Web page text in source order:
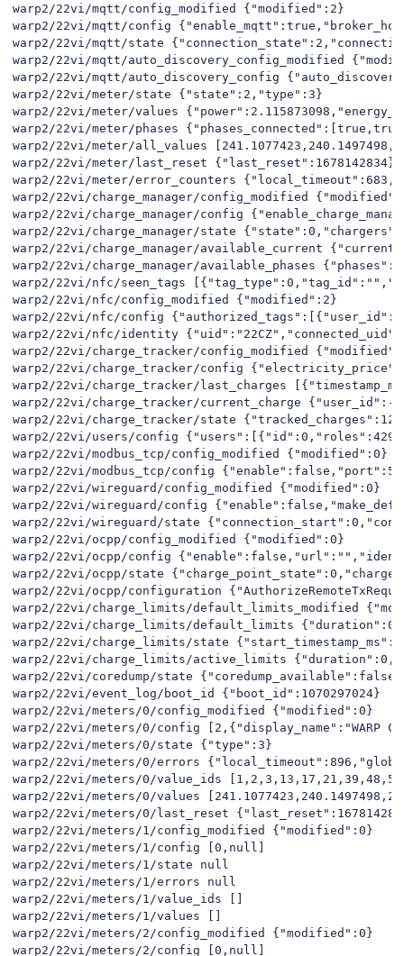
/0/values [241.1077423,240.1497498,240.8805237,0.017704004,0,0,                                                                                                 1.9150846,0,0,2.115873098,0,0,0,0,0,1,0,0,240.6913605,0.006045719,0.018137157,2.                                                                                                 115873098,2.115873098,0,1,49.97000122,1325.536987,0.003,417.8604431,415.9393616,